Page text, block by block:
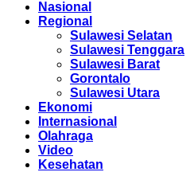
Nasional
Regional
Sulawesi Selatan
Sulawesi Tenggara
Sulawesi Barat
Gorontalo
Sulawesi Utara
Ekonomi
Internasional
Olahraga
Video
Kesehatan